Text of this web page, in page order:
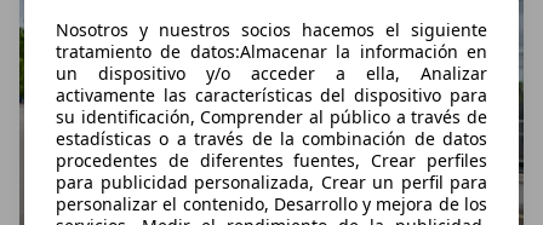
Nosotros y nuestros socios hacemos el siguiente
tratamiento de datos:Almacenar la información en
un dispositivo y/o acceder a ella, Analizar
activamente las características del dispositivo para
su identificación, Comprender al público a través de
estadísticas o a través de la combinación de datos
procedentes de diferentes fuentes, Crear perfiles
para publicidad personalizada, Crear un perfil para
personalizar el contenido, Desarrollo y mejora de los